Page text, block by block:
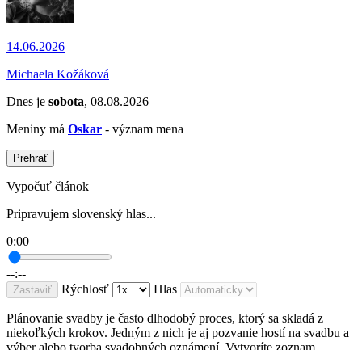
14.06.2026
Michaela Kožáková
Dnes je sobota, 08.08.2026
Meniny má Oskar - význam mena
Prehrať
Vypočuť článok
Pripravujem slovenský hlas...
0:00
--:--
Zastaviť Rýchlosť Hlas
Plánovanie svadby je často dlhodobý proces, ktorý sa skladá z
niekoľkých krokov. Jedným z nich je aj pozvanie hostí na svadbu a